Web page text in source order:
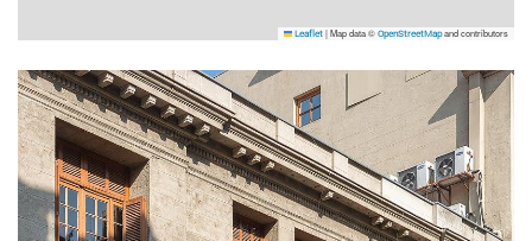
Leaflet |Map data © OpenStreetMapand contributors